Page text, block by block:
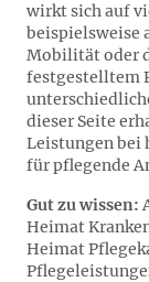
wirkt sich auf
beispielsweise
Mobilität oder
festgestelltem
dieser Seite
Leistungen bei
für pflegende
Gut zu wissen:
Heimat
Heimat